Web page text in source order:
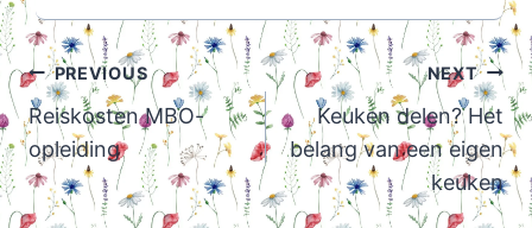
Post
navigation
PREVIOUS
Reiskosten MBO-
opleiding
NEXT
Keuken delen? Het
belang van een eigen
keuken